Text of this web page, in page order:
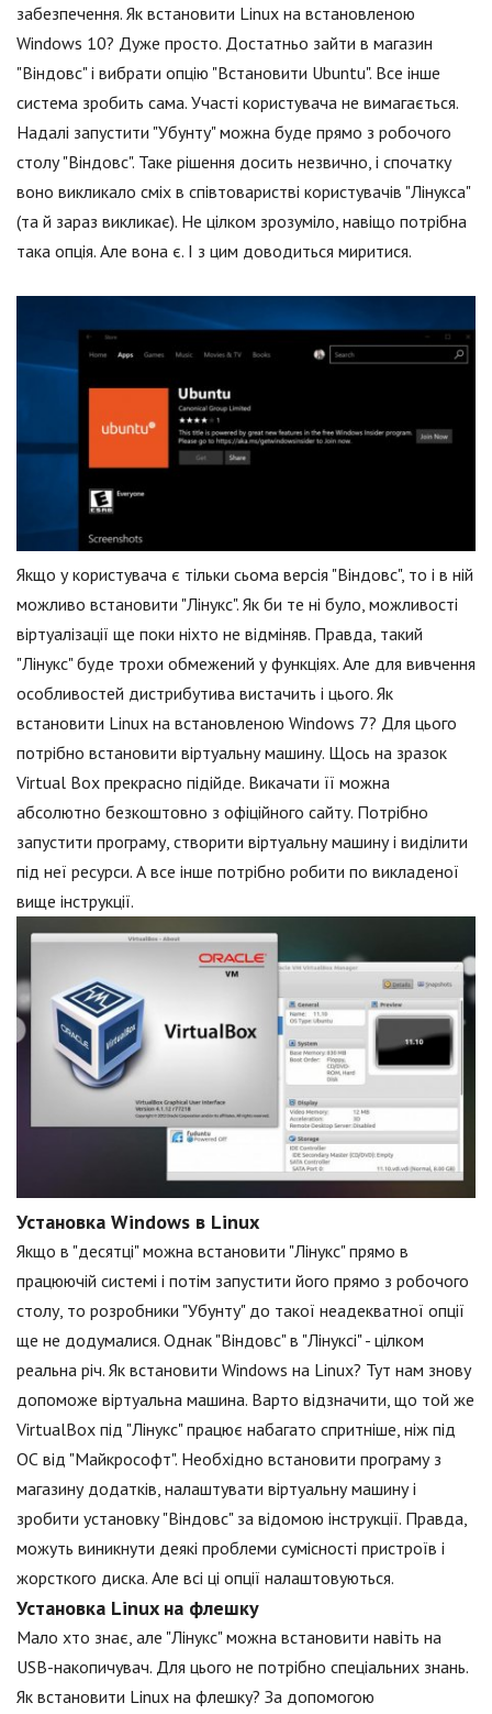
забезпечення. Як встановити Linux на встановленою
Windows 10? Дуже просто. Достатньо зайти в магазин
"Віндовс" і вибрати опцію "Встановити Ubuntu". Все інше
система зробить сама. Участі користувача не вимагається.
Надалі запустити "Убунту" можна буде прямо з робочого
столу "Віндовс". Таке рішення досить незвично, і спочатку
воно викликало сміх в співтоваристві користувачів "Лінукса"
(та й зараз викликає). Не цілком зрозуміло, навіщо потрібна
така опція. Але вона є. І з цим доводиться миритися.
Якщо у користувача є тільки сьома версія "Віндовс", то і в ній
можливо встановити "Лінукс". Як би те ні було, можливості
віртуалізації ще поки ніхто не відміняв. Правда, такий
"Лінукс" буде трохи обмежений у функціях. Але для вивчення
особливостей дистрибутива вистачить і цього. Як
встановити Linux на встановленою Windows 7? Для цього
потрібно встановити віртуальну машину. Щось на зразок
Virtual Box прекрасно підійде. Викачати її можна
абсолютно безкоштовно з офіційного сайту. Потрібно
запустити програму, створити віртуальну машину і виділити
під неї ресурси. А все інше потрібно робити по викладеної
вище інструкції.
Установка Windows в Linux
Якщо в "десятці" можна встановити "Лінукс" прямо в
працюючій системі і потім запустити його прямо з робочого
столу, то розробники "Убунту" до такої неадекватної опції
ще не додумалися. Однак "Віндовс" в "Лінуксі" - цілком
реальна річ. Як встановити Windows на Linux? Тут нам знову
допоможе віртуальна машина. Варто відзначити, що той же
VirtualBox під "Лінукс" працює набагато спритніше, ніж під
ОС від "Майкрософт". Необхідно встановити програму з
магазину додатків, налаштувати віртуальну машину і
зробити установку "Віндовс" за відомою інструкції. Правда,
можуть виникнути деякі проблеми сумісності пристроїв і
жорсткого диска. Але всі ці опції налаштовуються.
Установка Linux на флешку
Мало хто знає, але "Лінукс" можна встановити навіть на
USB-накопичувач. Для цього не потрібно спеціальних знань.
Як встановити Linux на флешку? За допомогою